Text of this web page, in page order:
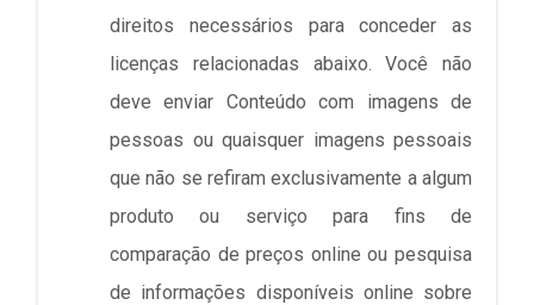
direitos necessários para conceder as
licenças relacionadas abaixo. Você não
deve enviar Conteúdo com imagens de
pessoas ou quaisquer imagens pessoais
que não se refiram exclusivamente a algum
produto ou serviço para fins de
comparação de preços online ou pesquisa
de informações disponíveis online sobre